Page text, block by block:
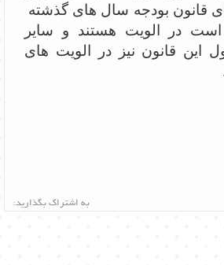
قانون بودجه سال های گذشته
در الویت هستند و سایر
این قانون نیز در الویت های
به اشتراک بگذارید: